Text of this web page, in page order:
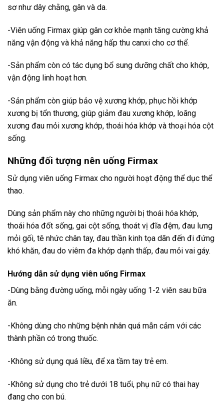
sơ như dây chằng, gân và da.
-Viên uống Firmax giúp gân cơ khỏe mạnh tăng cường khả
năng vận động và khả năng hấp thu canxi cho cơ thể.
-Sản phẩm còn có tác dụng bổ sung dưỡng chất cho khớp,
vận động linh hoạt hơn.
-Sản phẩm còn giúp bảo vệ xương khớp, phục hồi khớp
xương bị tổn thương, giúp giảm đau xương khớp, loãng
xương đau mỏi xương khớp, thoái hóa khớp và thoại hóa cột
sống.
Những đối tượng nên uống Firmax
Sử dụng viên uống Firmax cho người hoạt động thể dục thể
thao.
Dùng sản phẩm này cho những người bị thoái hóa khớp,
thoái hóa đốt sống, gai cột sống, thoát vị đĩa đệm, đau lưng
mỏi gối, tê nhức chân tay, đau thần kinh tọa dãn đến đi đứng
khó khăn, đau do viêm đa khớp dạnh thấp, đau mỏi vai gáy.
Hướng dẫn sử dụng viên uống Firmax
-Dùng bằng đường uống, mỗi ngày uống 1-2 viên sau bữa
ăn.
-Không dùng cho những bệnh nhân quá mẫn cảm với các
thành phần có trong thuốc.
-Không sử dụng quá liều, để xa tầm tay trẻ em.
-Không sử dụng cho trẻ dưới 18 tuổi, phụ nữ có thai hay
đang cho con bú.